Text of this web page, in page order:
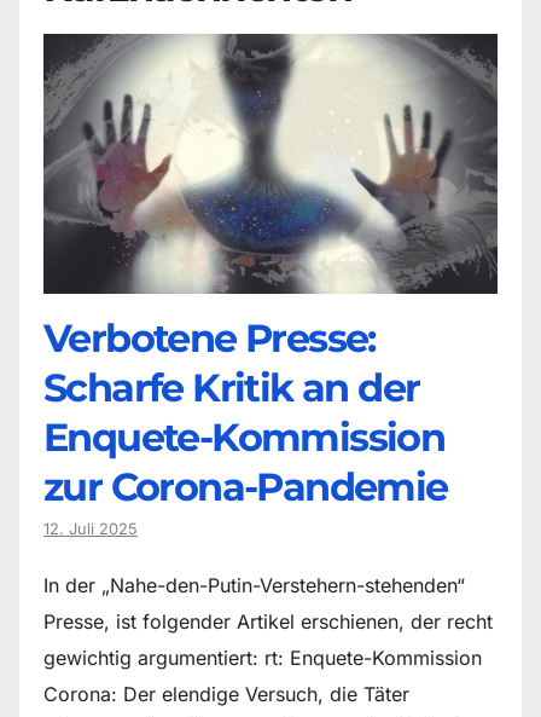
Verbotene Presse:
Scharfe Kritik an der
Enquete-Kommission
zur Corona-Pandemie
12. Juli 2025
In der „Nahe-den-Putin-Verstehern-stehenden“
Presse, ist folgender Artikel erschienen, der recht
gewichtig argumentiert: rt: Enquete-Kommission
Corona: Der elendige Versuch, die Täter